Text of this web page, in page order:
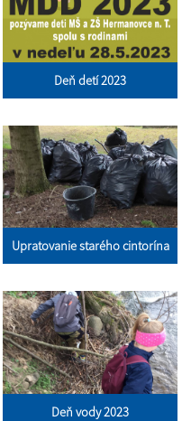
Deň detí 2023
Upratovanie starého cintorína
Deň vody 2023